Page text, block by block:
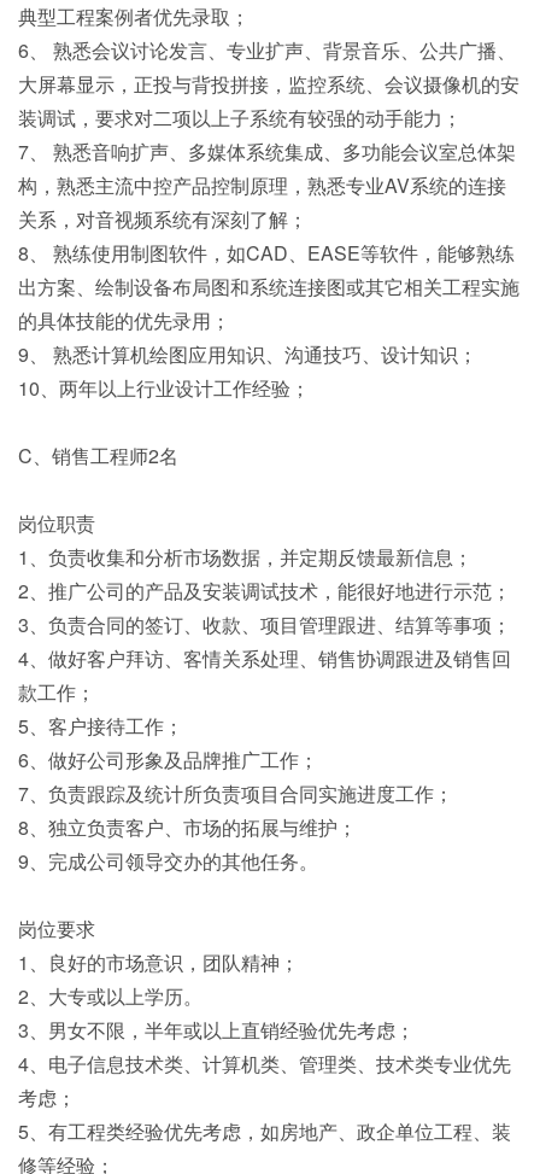
典型工程案例者优先录取；
6、 熟悉会议讨论发言、专业扩声、背景音乐、公共广播、
大屏幕显示，正投与背投拼接，监控系统、会议摄像机的安
装调试，要求对二项以上子系统有较强的动手能力；
7、 熟悉音响扩声、多媒体系统集成、多功能会议室总体架
构，熟悉主流中控产品控制原理，熟悉专业AV系统的连接
关系，对音视频系统有深刻了解；
8、 熟练使用制图软件，如CAD、EASE等软件，能够熟练
出方案、绘制设备布局图和系统连接图或其它相关工程实施
的具体技能的优先录用；
9、 熟悉计算机绘图应用知识、沟通技巧、设计知识；
10、两年以上行业设计工作经验；
C、销售工程师2名
岗位职责
1、负责收集和分析市场数据，并定期反馈最新信息；
2、推广公司的产品及安装调试技术，能很好地进行示范；
3、负责合同的签订、收款、项目管理跟进、结算等事项；
4、做好客户拜访、客情关系处理、销售协调跟进及销售回
款工作；
5、客户接待工作；
6、做好公司形象及品牌推广工作；
7、负责跟踪及统计所负责项目合同实施进度工作；
8、独立负责客户、市场的拓展与维护；
9、完成公司领导交办的其他任务。
岗位要求
1、良好的市场意识，团队精神；
2、大专或以上学历。
3、男女不限，半年或以上直销经验优先考虑；
4、电子信息技术类、计算机类、管理类、技术类专业优先
考虑；
5、有工程类经验优先考虑，如房地产、政企单位工程、装
修等经验；